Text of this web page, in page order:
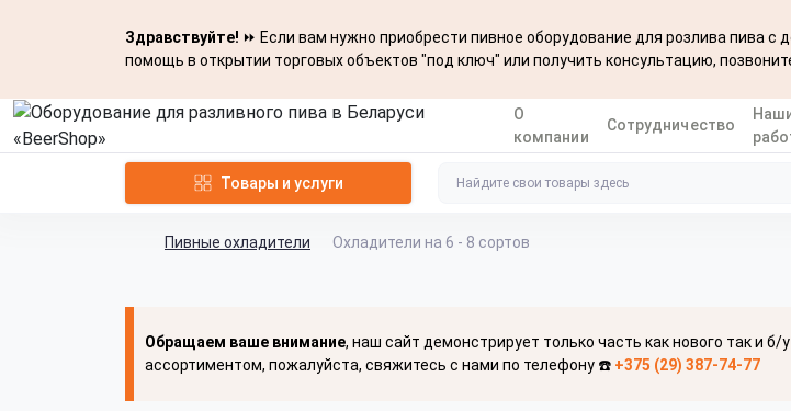
Здравствуйте! ⏩ Если вам нужно приобрести пивное оборудование для розлива пива с
помощь в открытии торговых объектов "под ключ" или получить консультацию,
О
компании
Сотрудничество
Товары и услуги
Пивные охладители Охладители на 6 - 8 сортов
Обращаем ваше внимание, наш сайт демонстрирует только часть как нового так и
ассортиментом, пожалуйста, свяжитесь с нами по телефону ☎️ +375 (29) 387-74-77